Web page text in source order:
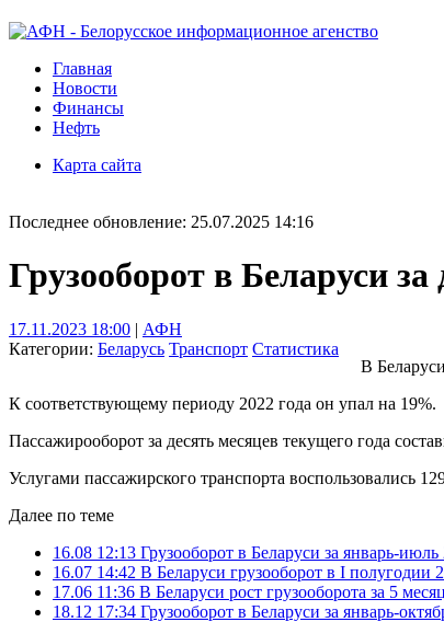
Главная
Новости
Финансы
Нефть
Карта сайта
Последнее обновление: 25.07.2025 14:16
Грузооборот в Беларуси
17.11.2023 18:00 | АФН
Категории: Беларусь Транспорт Статистика
В
К соответствующему периоду 2022 года он упал на 19%.
Пассажирооборот за десять месяцев текущего года
Услугами пассажирского транспорта воспользовались
Далее по теме
16.08 12:13 Грузооборот в Беларуси за январь-
16.07 14:42 В Беларуси грузооборот в I полугодии
17.06 11:36 В Беларуси рост грузооборота за 5
18.12 17:34 Грузооборот в Беларуси за январь-